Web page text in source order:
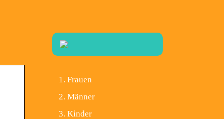
Frauen
Männer
Kinder